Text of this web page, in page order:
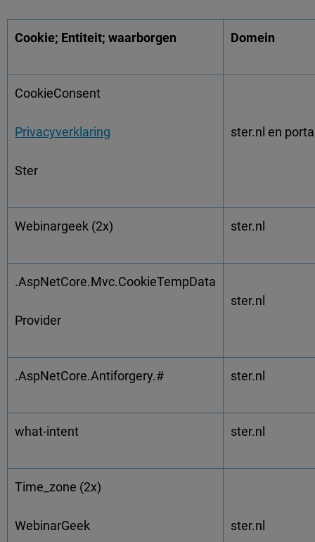
Cookie; Entiteit; waarborgen Domein
CookieConsent
Privacyverklaring
Ster
ster.nl en
Webinargeek (2x) ster.nl
.AspNetCore.Mvc.CookieTempData
Provider
ster.nl
.AspNetCore.Antiforgery.# ster.nl
what-intent ster.nl
Time_zone (2x)
WebinarGeek ster.nl